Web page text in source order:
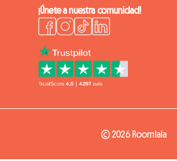
¡Únete a nuestra comunidad!
© 2026 Roomlala